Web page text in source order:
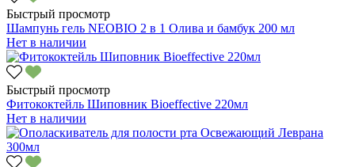
Быстрый просмотр
Шампунь гель NEOBIO 2 в 1 Олива и бамбук 200 мл
Нет в наличии
Быстрый просмотр
Фитококтейль Шиповник Bioeffective 220мл
Нет в наличии